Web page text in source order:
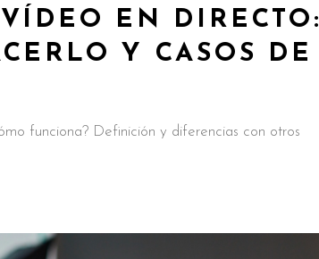
EN DIRECTO:
Y CASOS DE
funciona? Definición y diferencias con otros